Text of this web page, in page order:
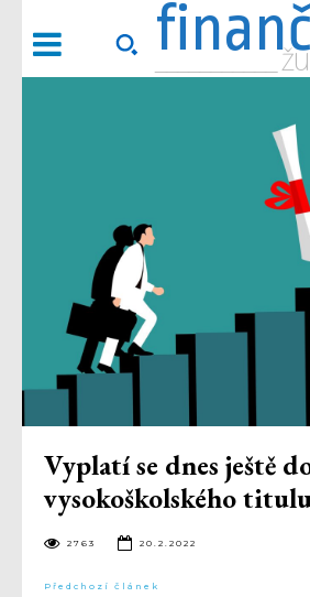
___________
Vyplatí se dnes ještě
vysokoškolského
2763 20.2.2022
Předchozí článek